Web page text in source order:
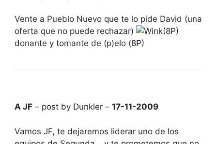
Vente a Pueblo Nuevo que te lo pide David (una
oferta que no puede rechazar)
(8P)
donante y tomante de (p)elo (8P)
A JF – post by Dunkler – 17-11-2009
Vamos JF, te dejaremos liderar uno de los